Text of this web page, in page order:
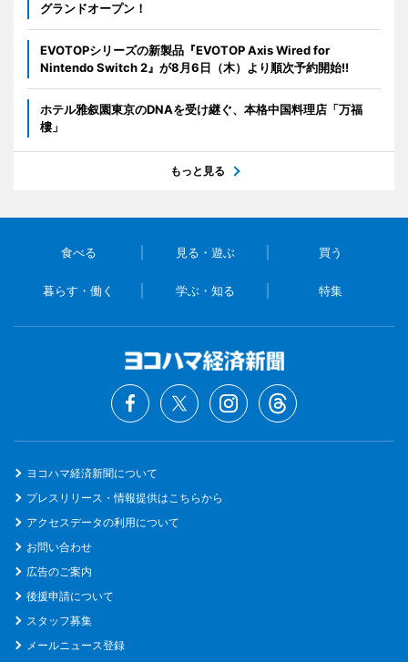
グランドオープン！
EVOTOPシリーズの新製品『EVOTOP Axis Wired for
Nintendo Switch 2』が8月6日（木）より順次予約開始!!
ホテル雅叙園東京のDNAを受け継ぐ、本格中国料理店「万福
樓」
もっと見る
食べる 見る・遊ぶ 買う
暮らす・働く 学ぶ・知る 特集
ヨコハマ経済新聞について
プレスリリース・情報提供はこちらから
アクセスデータの利用について
お問い合わせ
広告のご案内
後援申請について
スタッフ募集
メールニュース登録